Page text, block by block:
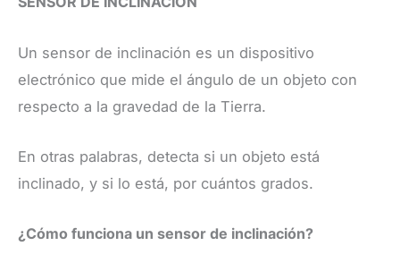
​Un sensor de inclinación es un dispositivo
electrónico que mide el ángulo de un objeto con
respecto a la gravedad de la Tierra.
En otras palabras, detecta si un objeto está
inclinado, y si lo está, por cuántos grados.
¿Cómo funciona un sensor de inclinación?